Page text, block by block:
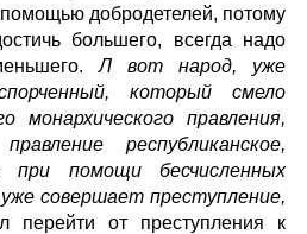
добродетелей, потому
большего, всегда надо
Л вот народ, уже
который смело
монархического правления,
республиканское,
при помощи бесчисленных
совершает преступление,
перейти от преступления к